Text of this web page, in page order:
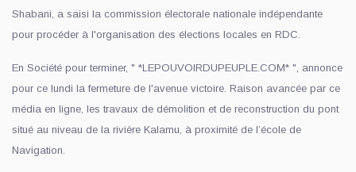
Shabani, a saisi la commission électorale nationale indépendante
pour procéder à l'organisation des élections locales en RDC.
En Société pour terminer, " *LEPOUVOIRDUPEUPLE.COM* ", annonce
pour ce lundi la fermeture de l'avenue victoire. Raison avancée par ce
média en ligne, les travaux de démolition et de reconstruction du pont
situé au niveau de la rivière Kalamu, à proximité de l’école de
Navigation.